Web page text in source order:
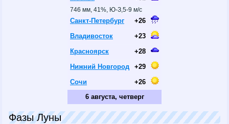
746 мм, 41%, Ю-З,5-9 м/с
Санкт-Петербург
+26
Владивосток
+23
Красноярск
+28
Нижний Новгород
+29
Сочи
+26
6 августа, четверг
Фазы Луны